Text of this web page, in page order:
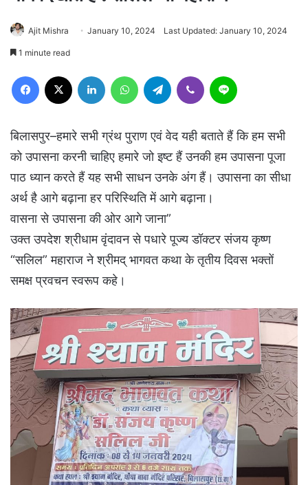
Ajit Mishra January 10, 2024 Last Updated: January 10, 2024
1 minute read
Facebook LinkedIn WhatsAppTelegram Viber
बिलासपुर–हमारे सभी ग्रंथ पुराण एवं वेद यही बताते हैं कि हम सभी
को उपासना करनी चाहिए हमारे जो इष्ट हैं उनकी हम उपासना पूजा
पाठ ध्यान करते हैं यह सभी साधन उनके अंग हैं। उपासना का सीधा
अर्थ है आगे बढ़ाना हर परिस्थिति में आगे बढ़ाना।
वासना से उपासना की ओर आगे जाना”
उक्त उपदेश श्रीधाम वृंदावन से पधारे पूज्य डॉक्टर संजय कृष्ण
“सलिल” महाराज ने श्रीमद् भागवत कथा के तृतीय दिवस भक्तों
समक्ष प्रवचन स्वरूप कहे।